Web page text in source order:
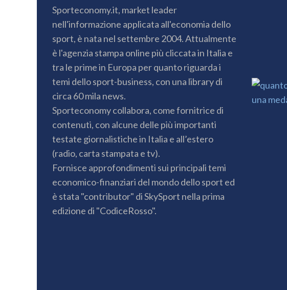
Sporteconomy.it, market leader
nell'informazione applicata all'economia dello
sport, è nata nel settembre 2004. Attualmente
è l'agenzia stampa online più cliccata in Italia e
tra le prime in Europa per quanto riguarda i
temi dello sport-business, con una library di
circa 60 mila news.
Sporteconomy collabora, come fornitrice di
contenuti, con alcune delle più importanti
testate giornalistiche in Italia e all’estero
(radio, carta stampata e tv).
Fornisce approfondimenti sui principali temi
economico-finanziari del mondo dello sport ed
è stata "contributor" di SkySport nella prima
edizione di "CodiceRosso".